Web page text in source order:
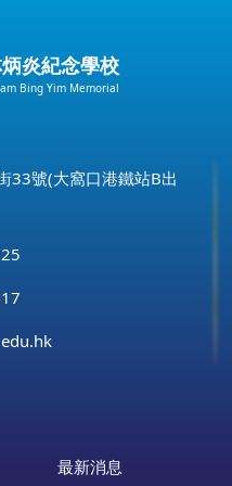
炎紀念學校
Bing Yim Memorial
33號(大窩口港鐵站B出
最新消息